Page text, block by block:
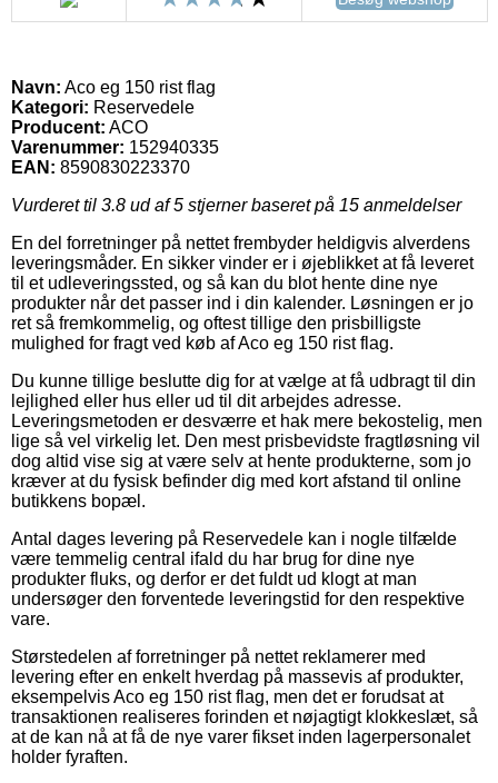
Navn: Aco eg 150 rist flag
Kategori: Reservedele
Producent: ACO
Varenummer: 152940335
EAN: 8590830223370
Vurderet til 3.8 ud af 5 stjerner baseret på 15 anmeldelser
En del forretninger på nettet frembyder heldigvis alverdens
leveringsmåder. En sikker vinder er i øjeblikket at få leveret
til et udleveringssted, og så kan du blot hente dine nye
produkter når det passer ind i din kalender. Løsningen er jo
ret så fremkommelig, og oftest tillige den prisbilligste
mulighed for fragt ved køb af Aco eg 150 rist flag.
Du kunne tillige beslutte dig for at vælge at få udbragt til din
lejlighed eller hus eller ud til dit arbejdes adresse.
Leveringsmetoden er desværre et hak mere bekostelig, men
lige så vel virkelig let. Den mest prisbevidste fragtløsning vil
dog altid vise sig at være selv at hente produkterne, som jo
kræver at du fysisk befinder dig med kort afstand til online
butikkens bopæl.
Antal dages levering på Reservedele kan i nogle tilfælde
være temmelig central ifald du har brug for dine nye
produkter fluks, og derfor er det fuldt ud klogt at man
undersøger den forventede leveringstid for den respektive
vare.
Størstedelen af forretninger på nettet reklamerer med
levering efter en enkelt hverdag på massevis af produkter,
eksempelvis Aco eg 150 rist flag, men det er forudsat at
transaktionen realiseres forinden et nøjagtigt klokkeslæt, så
at de kan nå at få de nye varer fikset inden lagerpersonalet
holder fyraften.